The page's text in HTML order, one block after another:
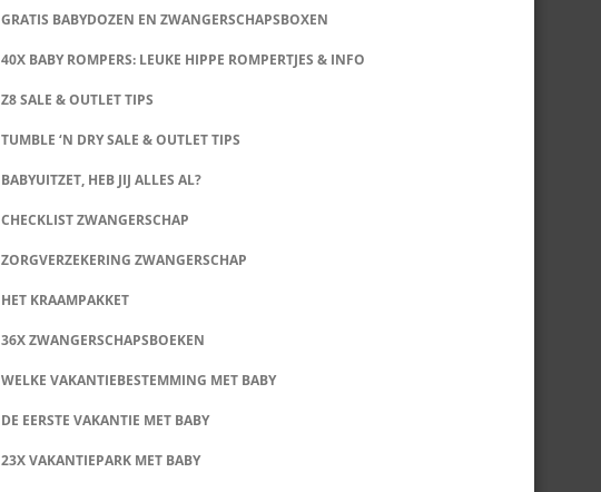
GRATIS BABYDOZEN EN ZWANGERSCHAPSBOXEN
40X BABY ROMPERS: LEUKE HIPPE ROMPERTJES & INFO
Z8 SALE & OUTLET TIPS
TUMBLE ‘N DRY SALE & OUTLET TIPS
BABYUITZET, HEB JIJ ALLES AL?
CHECKLIST ZWANGERSCHAP
ZORGVERZEKERING ZWANGERSCHAP
HET KRAAMPAKKET
36X ZWANGERSCHAPSBOEKEN
WELKE VAKANTIEBESTEMMING MET BABY
DE EERSTE VAKANTIE MET BABY
23X VAKANTIEPARK MET BABY